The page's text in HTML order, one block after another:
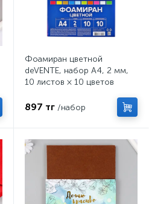
Фоамиран цветной
deVENTE, набор А4, 2 мм,
10 листов × 10 цветов
897 тг /набор